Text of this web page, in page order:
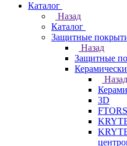
Каталог
Назад
Каталог
Защитные
Назад
Защитные
Назад
3D